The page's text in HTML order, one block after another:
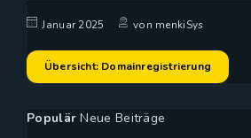
Januar 2025 von menkiSys
Übersicht: Domainregistrierung
Populär Neue Beiträge